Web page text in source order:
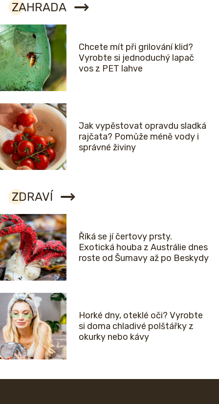
ZAHRADA
Chcete mít při grilování klid?
Vyrobte si jednoduchý lapač
vos z PET lahve
Jak vypěstovat opravdu sladká
rajčata? Pomůže méně vody i
správné živiny
ZDRAVÍ
Říká se jí čertovy prsty.
Exotická houba z Austrálie dnes
roste od Šumavy až po Beskydy
Horké dny, oteklé oči? Vyrobte
si doma chladivé polštářky z
okurky nebo kávy